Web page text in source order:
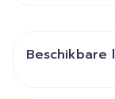
Beschikbare